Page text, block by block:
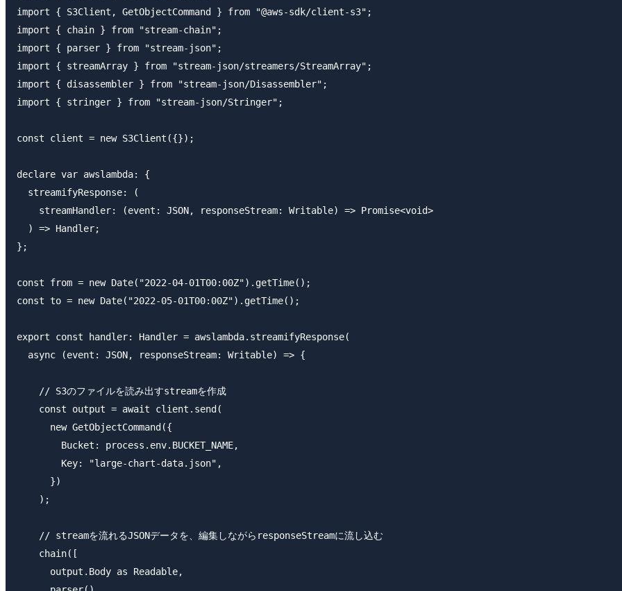
import { S3Client, GetObjectCommand } from "@aws-sdk/client-s3";
import { chain } from "stream-chain";
import { parser } from "stream-json";
import { streamArray } from "stream-json/streamers/StreamArray";
import { disassembler } from "stream-json/Disassembler";
import { stringer } from "stream-json/Stringer";
const client = new S3Client({});
declare var awslambda: {
  streamifyResponse: (
    streamHandler: (event: JSON, responseStream: Writable) => Promise<void>
  ) => Handler;
};
const from = new Date("2022-04-01T00:00Z").getTime();
const to = new Date("2022-05-01T00:00Z").getTime();
export const handler: Handler = awslambda.streamifyResponse(
  async (event: JSON, responseStream: Writable) => {
    // S3のファイルを読み出すstreamを作成
    const output = await client.send(
      new GetObjectCommand({
        Bucket: process.env.BUCKET_NAME,
        Key: "large-chart-data.json",
      })
    );
    // streamを流れるJSONデータを、編集しながらresponseStreamに流し込む
    chain([
      output.Body as Readable,